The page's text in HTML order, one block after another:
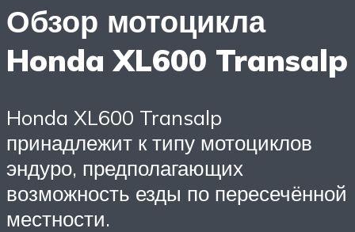
Обзор мотоцикла
Honda XL600 Transalp
Honda XL600 Transalp
принадлежит к типу мотоциклов
эндуро, предполагающих
возможность езды по пересечённой
местности.